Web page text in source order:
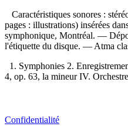
Caractéristiques sonores :
pages : illustrations) insérées
symphonique, Montréal. —
l'étiquette du disque. — Atma
1. Symphonies 2.
4, op. 63, la mineur IV.
Confidentialité